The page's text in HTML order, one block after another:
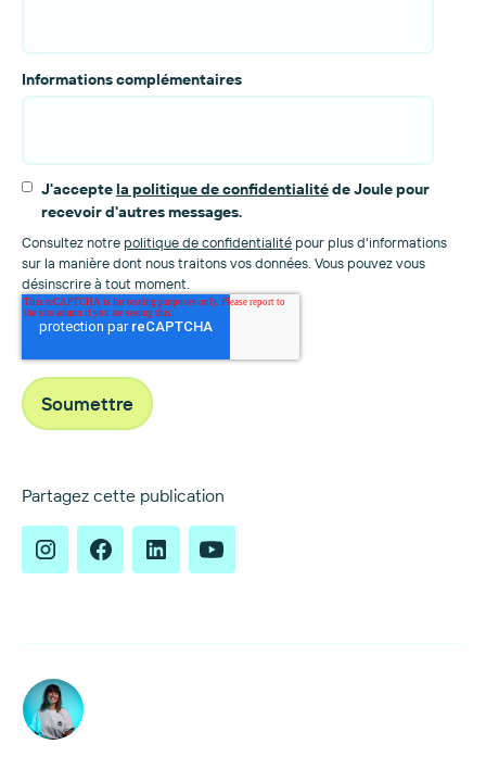
Informations complémentaires
J'accepte la politique de confidentialitéde Joule pour
recevoir d'autres messages.
Consultez notre politique de confidentialité pour plus d'informations
sur la manière dont nous traitons vos données. Vous pouvez vous
désinscrire à tout moment.
Partagez cette publication